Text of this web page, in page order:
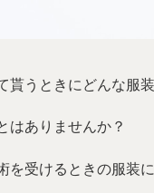
貰うときにどんな服
はありませんか？
を受けるときの服装